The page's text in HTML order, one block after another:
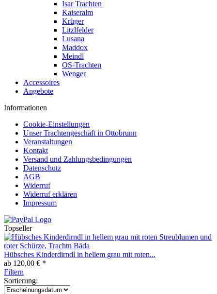
Isar Trachten
Kaiseralm
Krüger
Litzlfelder
Lusana
Maddox
Meindl
OS-Trachten
Wenger
Accessoires
Angebote
Informationen
Cookie-Einstellungen
Unser Trachtengeschäft in Ottobrunn
Veranstaltungen
Kontakt
Versand und Zahlungsbedingungen
Datenschutz
AGB
Widerruf
Widerruf erklären
Impressum
Topseller
Hübsches Kinderdirndl in hellem grau mit roten...
ab 120,00 € *
Filtern
Sortierung: